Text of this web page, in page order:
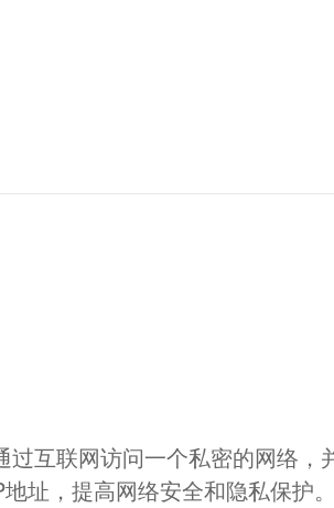
过互联网访问一个私密的网络，
址，提高网络安全和隐私保护。